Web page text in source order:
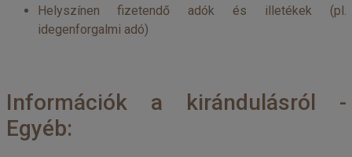
Helyszínen fizetendő adók és illetékek (pl.
idegenforgalmi adó)
Információk a kirándulásról -
Egyéb: